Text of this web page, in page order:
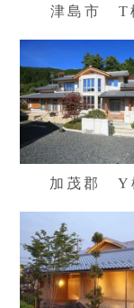
津島市 T
加茂郡 Y